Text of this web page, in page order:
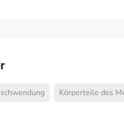
Körperteile des